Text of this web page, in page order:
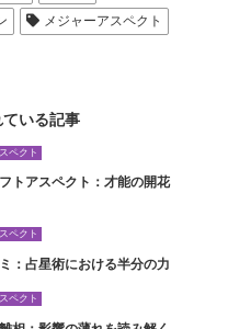
メジャーアスペクト
いる記事
ペクト
トアスペクト：才能の開花
ペクト
：占星術における半分の力
ペクト